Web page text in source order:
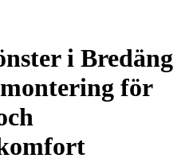
i Bredäng
för